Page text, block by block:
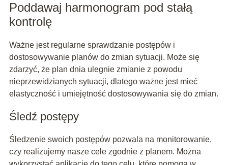
Poddawaj harmonogram pod stałą
kontrolę
Ważne jest regularne sprawdzanie postępów i
dostosowywanie planów do zmian sytuacji. Może się
zdarzyć, że plan dnia ulegnie zmianie z powodu
nieprzewidzianych sytuacji, dlatego ważne jest mieć
elastyczność i umiejętność dostosowywania się do zmian.
Śledź postępy
Śledzenie swoich postępów pozwala na monitorowanie,
czy realizujemy nasze cele zgodnie z planem. Można